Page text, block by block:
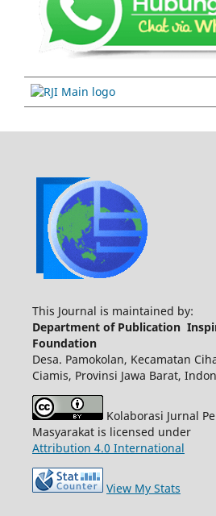
This Journal is maintained by:
Department of Publication
Foundation
Desa. Pamokolan, Kecamatan
Ciamis, Provinsi Jawa Barat,
Kolaborasi Jurnal
Masyarakat is licensed under
Attribution 4.0 International
View My Stats